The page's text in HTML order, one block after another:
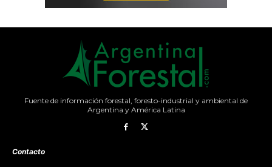
Fuente de información forestal, foresto-industrial y ambiental de
Argentina y América Latina
Contacto